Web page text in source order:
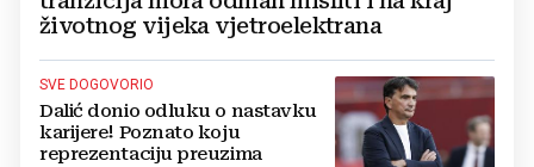
životnog vijeka vjetroelektrana
SVE DOGOVORIO
Dalić donio odluku o nastavku
karijere! Poznato koju
reprezentaciju preuzima